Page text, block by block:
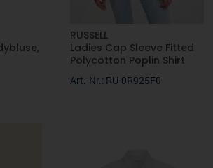
RUSSELL
Ladies Cap Sleeve Fitted
Polycotton Poplin Shirt
Art.-Nr.: RU-0R925F0